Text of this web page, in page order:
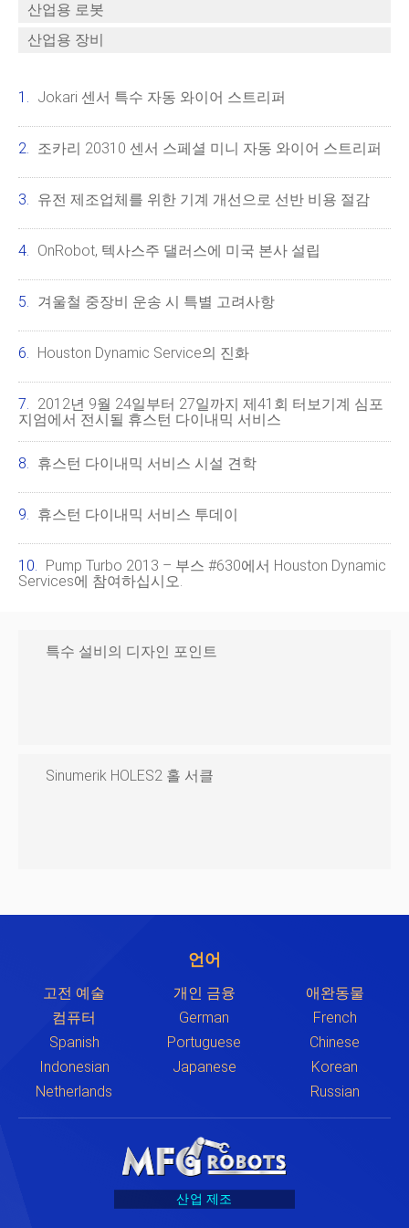
산업용 로봇
산업용 장비
Jokari 센서 특수 자동 와이어 스트리퍼
조카리 20310 센서 스페셜 미니 자동 와이어 스트리퍼
유전 제조업체를 위한 기계 개선으로 선반 비용 절감
OnRobot, 텍사스주 댈러스에 미국 본사 설립
겨울철 중장비 운송 시 특별 고려사항
Houston Dynamic Service의 진화
2012년 9월 24일부터 27일까지 제41회 터보기계 심포
지엄에서 전시될 휴스턴 다이내믹 서비스
휴스턴 다이내믹 서비스 시설 견학
휴스턴 다이내믹 서비스 투데이
Pump Turbo 2013 – 부스 #630에서 Houston Dynamic
Services에 참여하십시오.
특수 설비의 디자인 포인트
Sinumerik HOLES2 홀 서클
언어
고전 예술 개인 금융
애완동물
컴퓨터
German
French
Spanish
Portuguese
Chinese
Indonesian
Japanese
Korean
Netherlands
Russian
산업 제조